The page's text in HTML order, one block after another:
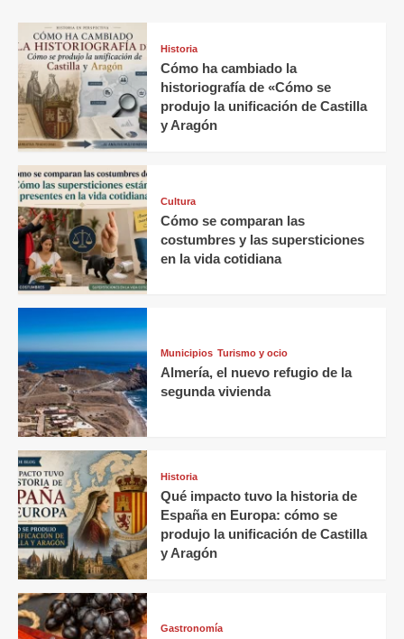
Historia
Cómo ha cambiado la
historiografía de «Cómo se
produjo la unificación de Castilla
y Aragón
Cultura
Cómo se comparan las
costumbres y las supersticiones
en la vida cotidiana
Municipios Turismo y ocio
Almería, el nuevo refugio de la
segunda vivienda
Historia
Qué impacto tuvo la historia de
España en Europa: cómo se
produjo la unificación de Castilla
y Aragón
Gastronomía